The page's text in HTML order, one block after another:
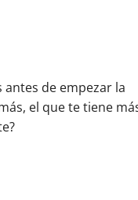
de empezar la
el que te tiene